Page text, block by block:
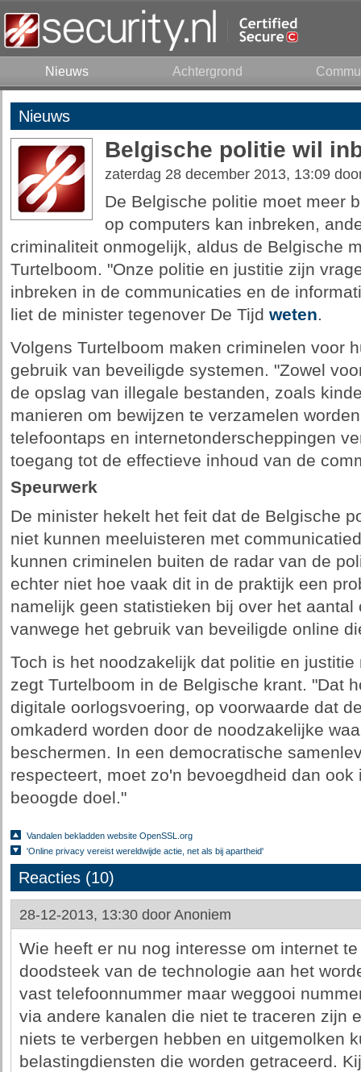
Nieuws Achtergrond
Nieuws
Belgische politie wil
zaterdag 28 december 2013, 13:09
De Belgische politie moet meer
op computers kan inbreken,
criminaliteit onmogelijk, aldus de Belgische
Turtelboom. "Onze politie en justitie zijn
inbreken in de communicaties en de
liet de minister tegenover De Tijd weten.
Volgens Turtelboom maken criminelen voor
gebruik van beveiligde systemen. "Zowel
de opslag van illegale bestanden, zoals
manieren om bewijzen te verzamelen
telefoontaps en internetonderscheppingen
toegang tot de effectieve inhoud van de
Speurwerk
De minister hekelt het feit dat de Belgische
niet kunnen meeluisteren met
kunnen criminelen buiten de radar van de
echter niet hoe vaak dit in de praktijk een
namelijk geen statistieken bij over het
vanwege het gebruik van beveiligde online
Toch is het noodzakelijk dat politie en
zegt Turtelboom in de Belgische krant. "Dat
digitale oorlogsvoering, op voorwaarde dat
omkaderd worden door de noodzakelijke
beschermen. In een democratische
respecteert, moet zo'n bevoegdheid dan
beoogde doel."
Vandalen bekladden website OpenSSL.org
'Online privacy vereist wereldwijde actie, net als bij apartheid'
Reacties (10)
28-12-2013, 13:30 door Anoniem
Wie heeft er nu nog interesse om internet
doodsteek van de technologie aan het
vast telefoonnummer maar weggooi
via andere kanalen die niet te traceren zijn
niets te verbergen hebben en uitgemolken
belastingdiensten die worden getraceerd.